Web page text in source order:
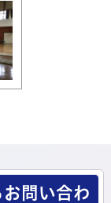
問い合わ